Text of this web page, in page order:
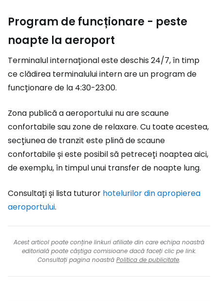
Program de funcționare - peste
noapte la aeroport
Terminalul internațional este deschis 24/7, în timp
ce clădirea terminalului intern are un program de
funcționare de la 4:30-23:00.
Zona publică a aeroportului nu are scaune
confortabile sau zone de relaxare. Cu toate acestea,
secțiunea de tranzit este plină de scaune
confortabile și este posibil să petreceți noaptea aici,
de exemplu, în timpul unui transfer de noapte lung.
Consultați și lista tuturor hotelurilor din apropierea
aeroportului.
Acest articol poate conține linkuri afiliate din care echipa noastră
editorială poate câștiga comisioane dacă faceți clic pe link.
Consultați pagina noastră Politica de publicitate.